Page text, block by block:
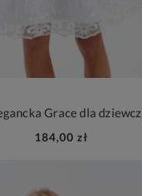
Grace dla
184,00 zł